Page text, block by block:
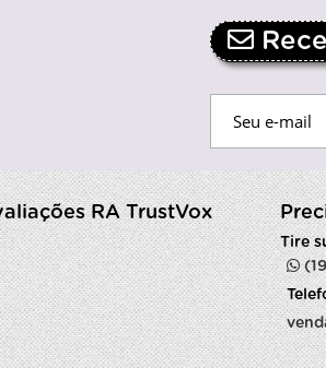
RA TrustVox
Tire